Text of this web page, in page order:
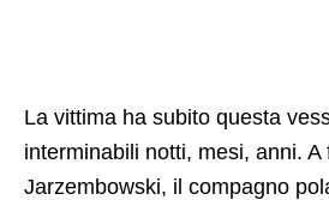
La vittima ha subito questa
interminabili notti, mesi, anni.
Jarzembowski, il compagno